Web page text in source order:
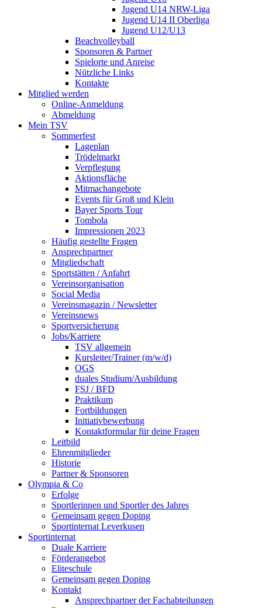
Jugend U14 NRW-Liga
Jugend U14 II Oberliga
Jugend U12/U13
Beachvolleyball
Sponsoren & Partner
Spielorte und Anreise
Nützliche Links
Kontakte
Mitglied werden
Online-Anmeldung
Abmeldung
Mein TSV
Sommerfest
Lageplan
Trödelmarkt
Verpflegung
Aktionsfläche
Mitmachangebote
Events für Groß und Klein
Bayer Sports Tour
Tombola
Impressionen 2023
Häufig gestellte Fragen
Ansprechpartner
Mitgliedschaft
Sportstätten / Anfahrt
Vereinsorganisation
Social Media
Vereinsmagazin / Newsletter
Vereinsnews
Sportversicherung
Jobs/Karriere
TSV allgemein
Kursleiter/Trainer (m/w/d)
OGS
duales Studium/Ausbildung
FSJ / BFD
Praktikum
Fortbildungen
Initiativbewerbung
Kontaktformular für deine Fragen
Leitbild
Ehrenmitglieder
Historie
Partner & Sponsoren
Olympia & Co
Erfolge
Sportlerinnen und Sportler des Jahres
Gemeinsam gegen Doping
Sportinternat Leverkusen
Sportinternat
Duale Karriere
Förderangebot
Eliteschule
Gemeinsam gegen Doping
Kontakt
Ansprechpartner der Fachabteilungen